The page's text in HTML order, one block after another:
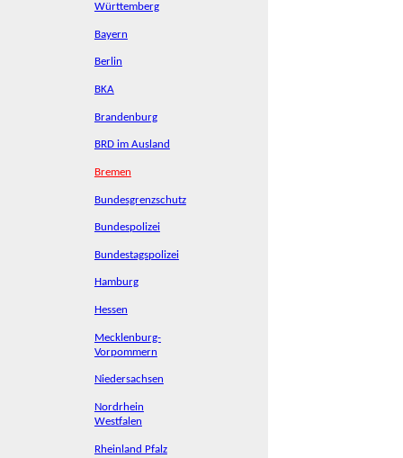
Württemberg
Bayern
Berlin
BKA
Brandenburg
BRD im Ausland
Bremen
Bundesgrenzschutz
Bundespolizei
Bundestagspolizei
Hamburg
Hessen
Mecklenburg-
Vorpommern
Niedersachsen
Nordrhein
Westfalen
Rheinland Pfalz